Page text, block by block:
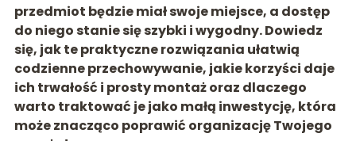
przedmiot będzie miał swoje miejsce, a dostęp
do niego stanie się szybki i wygodny. Dowiedz
się, jak te praktyczne rozwiązania ułatwią
codzienne przechowywanie, jakie korzyści daje
ich trwałość i prosty montaż oraz dlaczego
warto traktować je jako małą inwestycję, która
może znacząco poprawić organizację Twojego